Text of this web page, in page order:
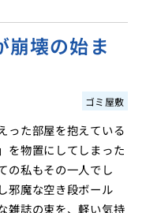
崩壊の始ま
ゴミ屋敷
った部屋を抱えている
を物置にしてしまった
の私もその一人でし
邪魔な空き段ボール
雑誌の束を、軽い気持